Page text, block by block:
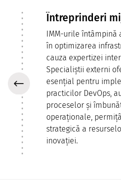
Întreprinderi
IMM-urile întâmpină
în optimizarea
cauza expertizei
Specialiștii externi
esențial pentru
practicilor DevOps,
proceselor și
operaționale,
strategică a
inovației.